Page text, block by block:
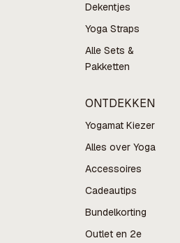
Dekentjes
Yoga Straps
Alle Sets &
Pakketten
ONTDEKKEN
Yogamat Kiezer
Alles over Yoga
Accessoires
Cadeautips
Bundelkorting
Outlet en 2e